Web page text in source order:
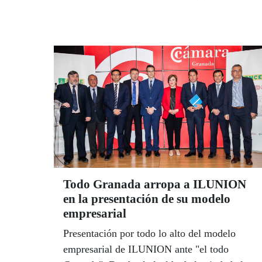
en España”. Para el delegado territorial de la
ONCE, Cristóbal Martínez, "el Ave ha sido
una revolución para el transporte de las
personas con discapacidad”.
Todo Granada arropa a ILUNION
en la presentación de su modelo
empresarial
Presentación por todo lo alto del modelo
empresarial de ILUNION ante "el todo